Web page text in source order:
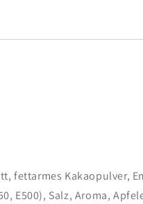
fettarmes Kakaopulver,
E500), Salz, Aroma,